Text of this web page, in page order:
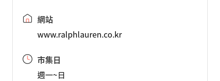
網站
www.ralphlauren.co.kr
市集日
週一~日